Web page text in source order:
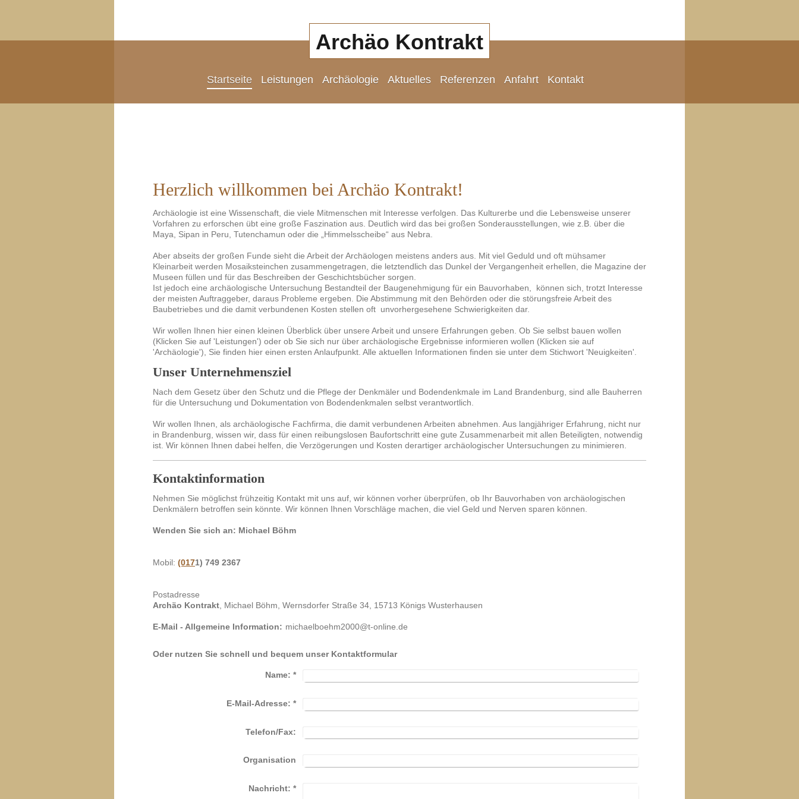
Archäo Kontrakt
Startseite Leistungen Archäologie Aktuelles Referenzen Anfahrt Kontakt
Herzlich willkommen bei Archäo Kontrakt!
Archäologie ist eine Wissenschaft, die viele Mitmenschen mit Interesse verfolgen. Das Kulturerbe und die Lebensweise unserer
Vorfahren zu erforschen übt eine große Faszination aus. Deutlich wird das bei großen Sonderausstellungen, wie z.B. über die
Maya, Sipan in Peru, Tutenchamun oder die „Himmelsscheibe“ aus Nebra.
Aber abseits der großen Funde sieht die Arbeit der Archäologen meistens anders aus. Mit viel Geduld und oft mühsamer
Kleinarbeit werden Mosaiksteinchen zusammengetragen, die letztendlich das Dunkel der Vergangenheit erhellen, die Magazine der
Museen füllen und für das Beschreiben der Geschichtsbücher sorgen.
Ist jedoch eine archäologische Untersuchung Bestandteil der Baugenehmigung für ein Bauvorhaben, können sich, trotzt Interesse
der meisten Auftraggeber, daraus Probleme ergeben. Die Abstimmung mit den Behörden oder die störungsfreie Arbeit des
Baubetriebes und die damit verbundenen Kosten stellen oft unvorhergesehene Schwierigkeiten dar.
Wir wollen Ihnen hier einen kleinen Überblick über unsere Arbeit und unsere Erfahrungen geben. Ob Sie selbst bauen wollen
(Klicken Sie auf 'Leistungen') oder ob Sie sich nur über archäologische Ergebnisse informieren wollen (Klicken sie auf
'Archäologie'), Sie finden hier einen ersten Anlaufpunkt. Alle aktuellen Informationen finden sie unter dem Stichwort 'Neuigkeiten'.
Unser Unternehmensziel
Nach dem Gesetz über den Schutz und die Pflege der Denkmäler und Bodendenkmale im Land Brandenburg, sind alle Bauherren
für die Untersuchung und Dokumentation von Bodendenkmalen selbst verantwortlich.
Wir wollen Ihnen, als archäologische Fachfirma, die damit verbundenen Arbeiten abnehmen. Aus langjähriger Erfahrung, nicht nur
in Brandenburg, wissen wir, dass für einen reibungslosen Baufortschritt eine gute Zusammenarbeit mit allen Beteiligten, notwendig
ist. Wir können Ihnen dabei helfen, die Verzögerungen und Kosten derartiger archäologischer Untersuchungen zu minimieren.
Kontaktinformation
Nehmen Sie möglichst frühzeitig Kontakt mit uns auf, wir können vorher überprüfen, ob Ihr Bauvorhaben von archäologischen
Denkmälern betroffen sein könnte. Wir können Ihnen Vorschläge machen, die viel Geld und Nerven sparen können.
Wenden Sie sich an: Michael Böhm
Mobil: (0171) 749 2367
Postadresse
Archäo Kontrakt, Michael Böhm, Wernsdorfer Straße 34, 15713 Königs Wusterhausen
E-Mail - Allgemeine Information: michaelboehm2000@t-online.de
Oder nutzen Sie schnell und bequem unser Kontaktformular
Name: *
E-Mail-Adresse: *
Telefon/Fax:
Organisation
Nachricht: *